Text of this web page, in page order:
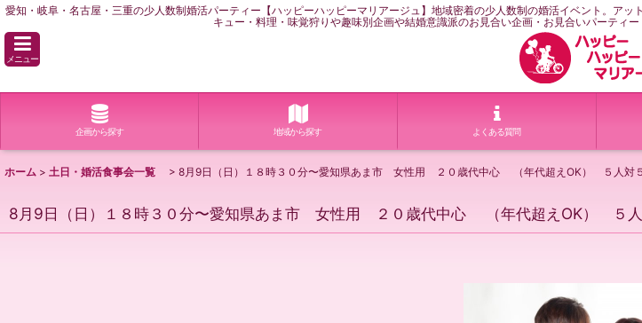
愛知・岐阜・名古屋・三重の少人数制婚活パーティー【ハッピーハッピーマリアージュ】地域密着の少人数制の婚活イベント。ア
キュー・料理・味覚狩りや趣味別企画や結婚意識派のお見合い企画・お見合いパーティ
メニュー
企画から探す 地域から探す よくある質問
ホーム > 土日・婚活食事会一覧 > 8月9日（日）１８時３０分〜愛知県あま市 女性用 ２０歳代中心 （年代超えOK） ５人対
8月9日（日）１８時３０分〜愛知県あま市 女性用 ２０歳代中心 （年代超えOK） ５